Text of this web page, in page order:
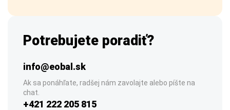
Potrebujete poradiť?
info@eobal.sk
Ak sa ponáhľate, radšej nám zavolajte alebo píšte na
chat.
+421 222 205 815